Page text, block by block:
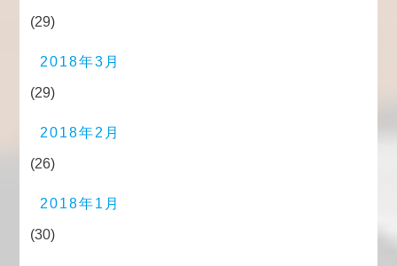
(29)
2018年3月
(29)
2018年2月
(26)
2018年1月
(30)